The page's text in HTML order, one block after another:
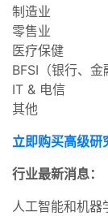
制造业
零售业
医疗保健
BFSI（银行、金
IT & 电信
其他
立即购买高级研
行业最新消息：
人工智能和机器